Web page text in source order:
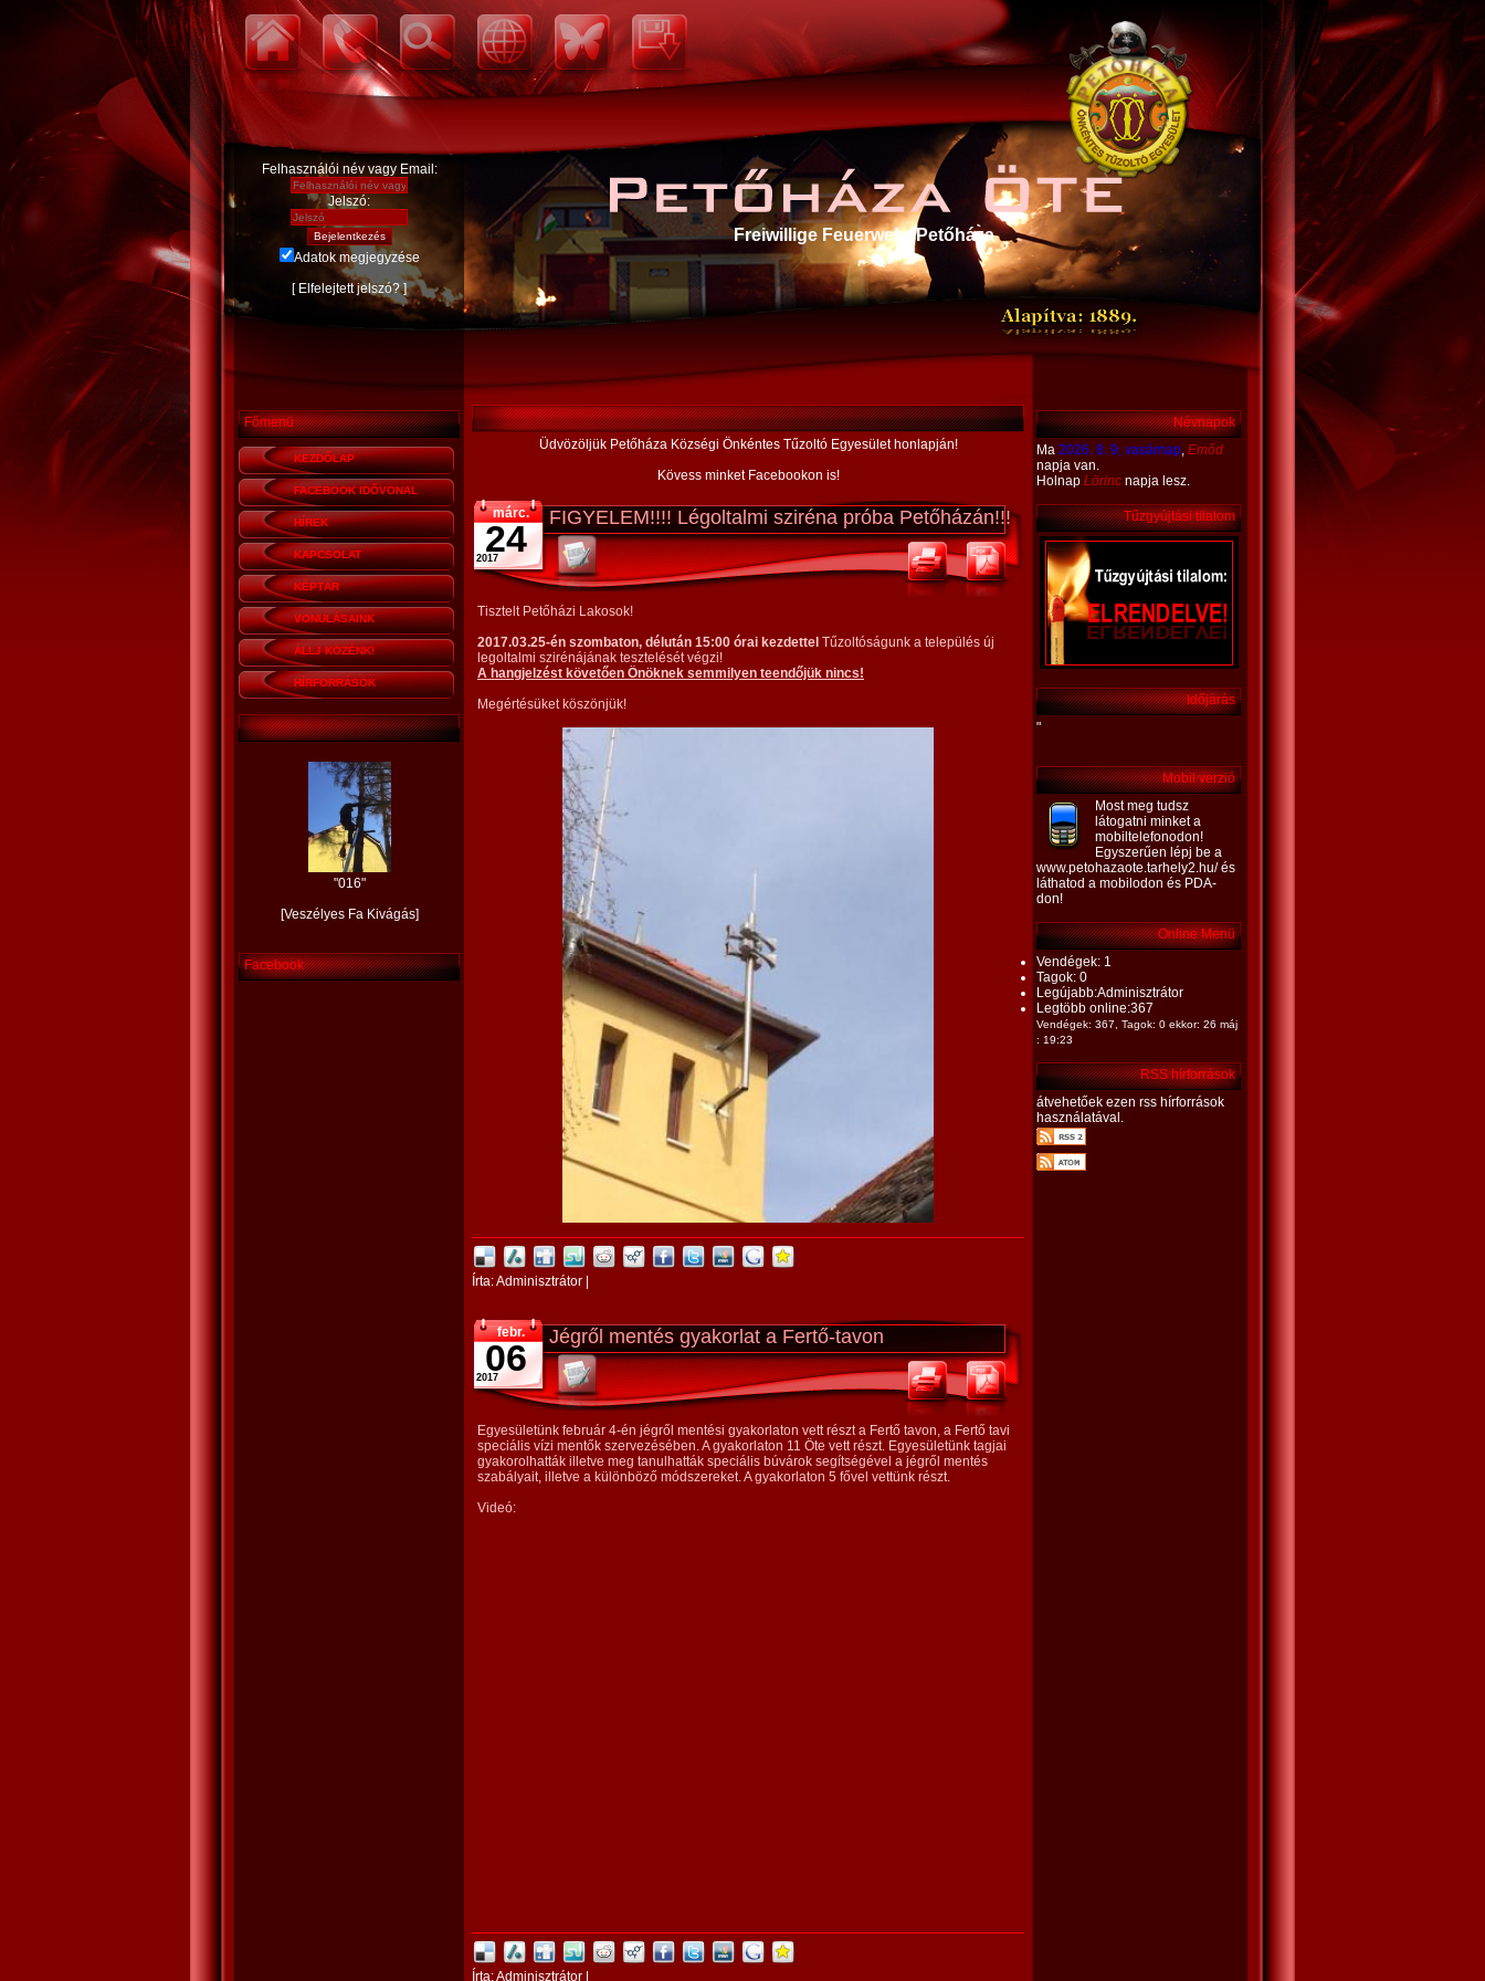
Freiwillige Feuerwehr Petőháza
Felhasználói név vagy Email:
Jelszó:
Adatok megjegyzése
[ Elfelejtett jelszó?]
Főmenü
KEZDŐLAP
FACEBOOK IDŐVONAL
HÍREK
KAPCSOLAT
KÉPTÁR
VONULÁSAINK
ÁLLJ KÖZÉNK!
HÍRFORRÁSOK
"016"
[Veszélyes Fa Kivágás]
Facebook
Üdvözöljük Petőháza Községi Önkéntes Tűzoltó Egyesület honlapján!
Kövess minket Facebookon is!
márc.
24
2017
FIGYELEM!!!! Légoltalmi sziréna próba Petőházán!!!
Tisztelt Petőházi Lakosok!
2017.03.25-én szombaton, délután 15:00 órai kezdettel Tűzoltóságunk a település új
legoltalmi szirénájának tesztelését végzi!
A hangjelzést követően Önöknek semmilyen teendőjük nincs!
Megértésüket köszönjük!
Írta:Adminisztrátor
febr.
06
2017
Jégről mentés gyakorlat a Fertő-tavon
Egyesületünk február 4-én jégről mentési gyakorlaton vett részt a Fertő tavon, a Fertő tavi
speciális vízi mentők szervezésében. A gyakorlaton 11 Öte vett részt. Egyesületünk tagjai
gyakorolhatták illetve meg tanulhatták speciális búvárok segítségével a jégről mentés
szabályait, illetve a különböző módszereket. A gyakorlaton 5 fővel vettünk részt.
Videó:
Írta:Adminisztrátor
Névnapok
Ma 2026. 8. 9, vasárnap, Emőd
napja van.
Holnap Lörinc napja lesz.
Tűzgyújtási tilalom
Időjárás
"
Mobil verzió
Most meg tudsz
látogatni minket a
mobiltelefonodon!
Egyszerűen lépj be a
www.petohazaote.tarhely2.hu/ és
láthatod a mobilodon és PDA-
don!
Online Menü
Vendégek: 1
Tagok: 0
Legújabb:Adminisztrátor
Legtöbb online:367
Vendégek: 367, Tagok: 0 ekkor: 26 máj
: 19:23
RSS hírforrások
átvehetőek ezen rss hírforrások
használatával.